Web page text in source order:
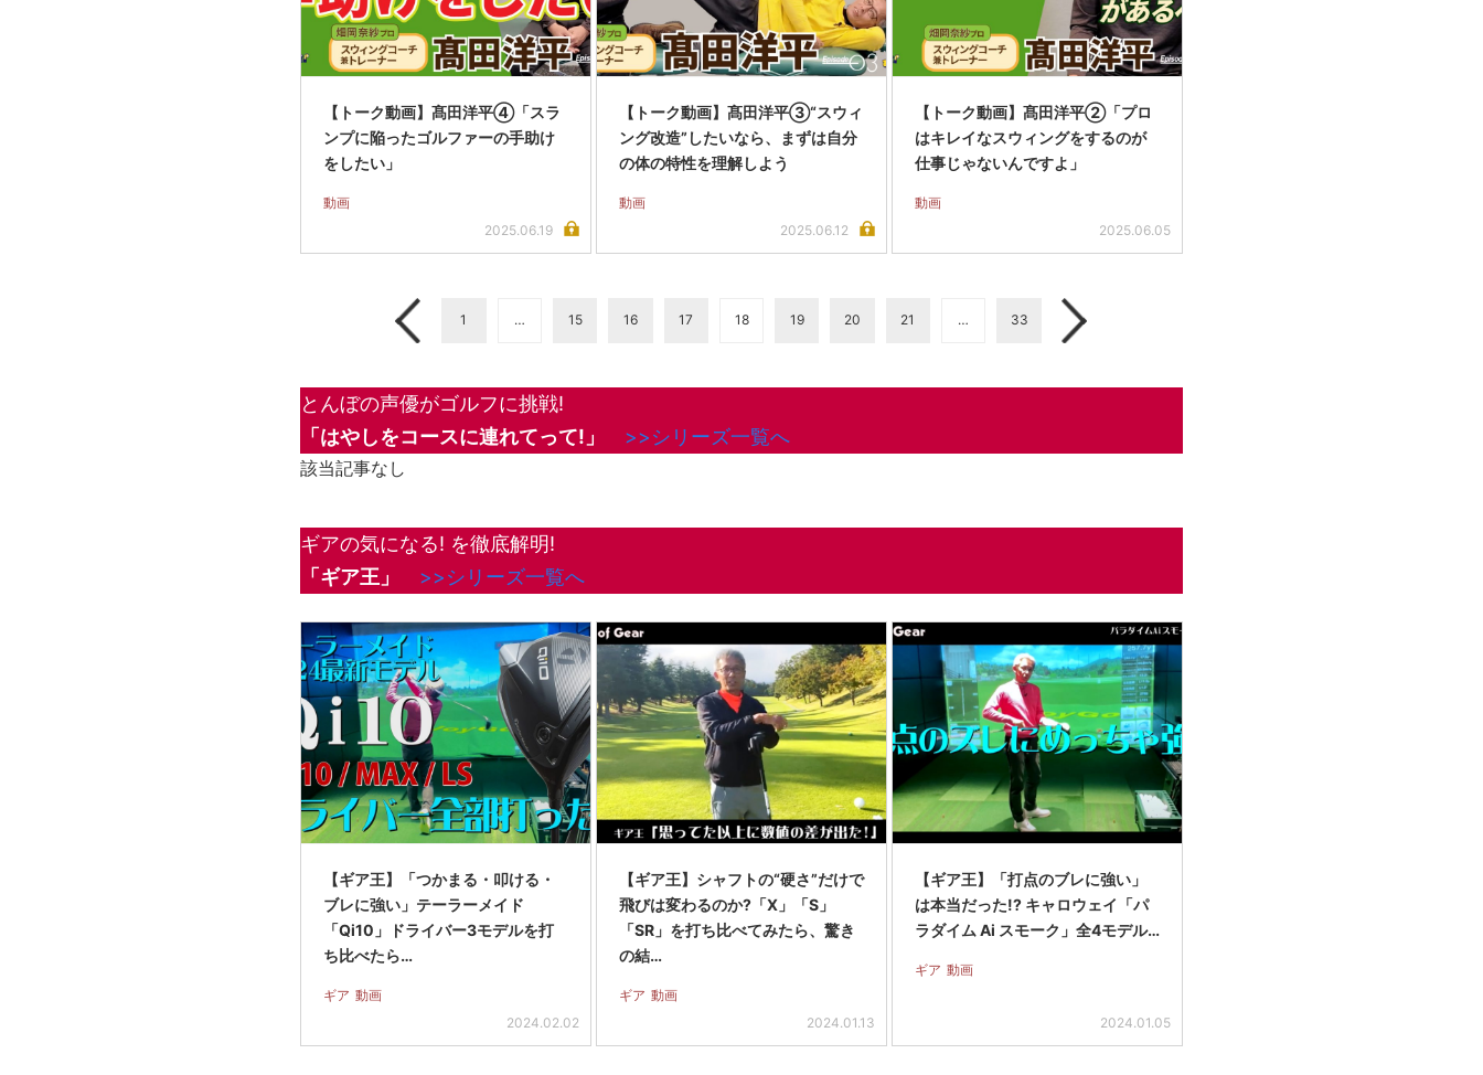
【トーク動画】髙田洋平④「スラ
ンプに陥ったゴルファーの手助け
をしたい」
動画
2025.06.19
【トーク動画】髙田洋平③“スウィ
ング改造”したいなら、まずは自分
の体の特性を理解しよう
動画
2025.06.12
【トーク動画】髙田洋平②「プロ
はキレイなスウィングをするのが
仕事じゃないんですよ」
動画
2025.06.05
1 … 15 16 17 18 19 20 21 … 33
とんぼの声優がゴルフに挑戦!
「はやしをコースに連れてって!」
>>シリーズ一覧へ
該当記事なし
ギアの気になる! を徹底解明!
「ギア王」
>>シリーズ一覧へ
【ギア王】「つかまる・叩ける・
ブレに強い」テーラーメイド
「Qi10」ドライバー3モデルを打
ち比べたら…
ギア 動画
2024.02.02
【ギア王】シャフトの“硬さ”だけで
飛びは変わるのか?「X」「S」
「SR」を打ち比べてみたら、驚き
の結…
ギア 動画
2024.01.13
【ギア王】「打点のブレに強い」
は本当だった!? キャロウェイ「パ
ラダイム Ai スモーク」全4モデル…
ギア 動画
2024.01.05